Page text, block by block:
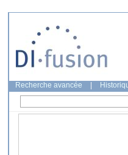
Recherche avancée